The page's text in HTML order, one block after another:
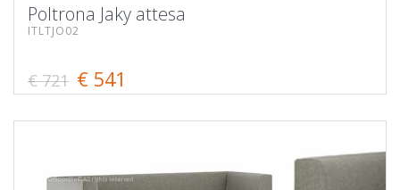
Poltrona Jaky attesa
ITLTJO02
€ 721 € 541